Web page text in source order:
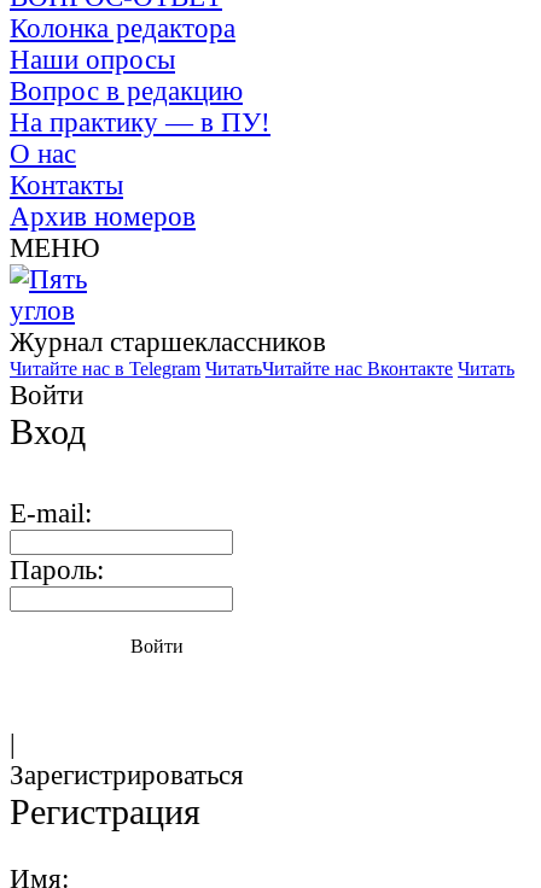
Колонка редактора
Наши опросы
Вопрос в редакцию
На практику — в ПУ!
О нас
Контакты
Архив номеров
МЕНЮ
Журнал старшекласcников
Читайте нас в Telegram ЧитатьЧитайте нас Вконтакте Читать
Войти
Вход
E-mail:
Пароль:
Войти
|
Зарегистрироваться
Регистрация
Имя: